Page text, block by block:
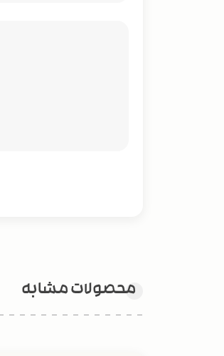
محصولات مشابه